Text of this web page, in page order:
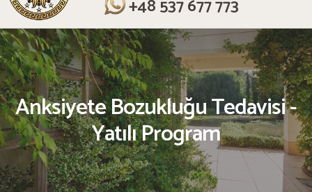
+48 537 677 773
Anksiyete Bozukluğu Tedavisi -
Yatılı Program